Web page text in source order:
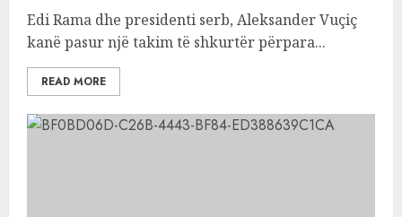
Edi Rama dhe presidenti serb, Aleksander Vuçiç
kanë pasur një takim të shkurtër përpara...
READ MORE